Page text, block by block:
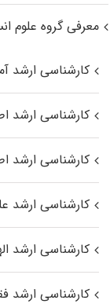
معرفی گروه علوم
کارشناسی ارشد
کارشناسی ارشد
کارشناسی ارشد
کارشناسی ارشد
کارشناسی
کارشناسی ارشد